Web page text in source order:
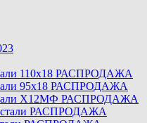
110х18 РАСПРОДАЖА
95х18 РАСПРОДАЖА
Х12МФ РАСПРОДАЖА
стали РАСПРОДАЖА